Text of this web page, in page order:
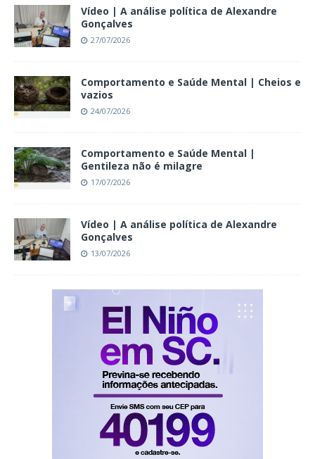
Vídeo | A análise política de Alexandre
Gonçalves
27/07/2026
Comportamento e Saúde Mental | Cheios e
vazios
24/07/2026
Comportamento e Saúde Mental |
Gentileza não é milagre
17/07/2026
Vídeo | A análise política de Alexandre
Gonçalves
13/07/2026